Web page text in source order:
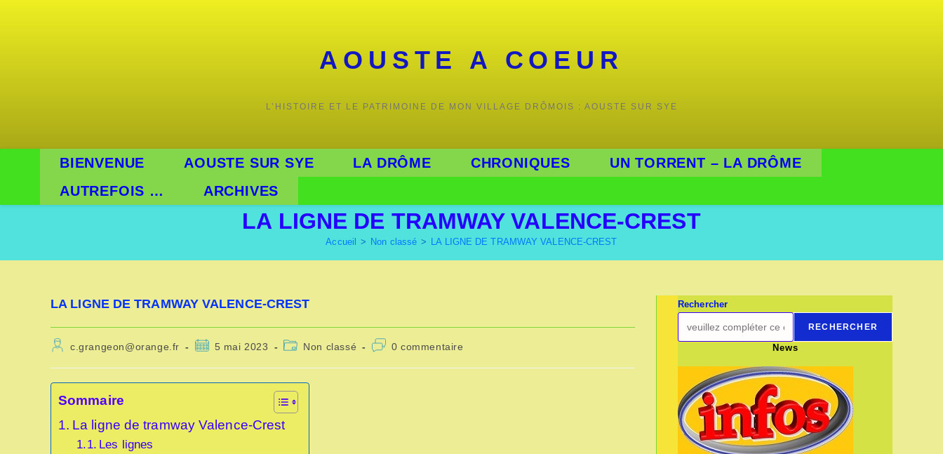
AOUSTE A COEUR
L’HISTOIRE ET LE PATRIMOINE DE MON VILLAGE DRÔMOIS : AOUSTE SUR SYE
BIENVENUE AOUSTE SUR SYE LA DRÔME CHRONIQUES
UN TORRENT – LA DRÔME
AUTREFOIS …
ARCHIVES
LA LIGNE DE TRAMWAY VALENCE-CREST
Accueil > Non classé > LA LIGNE DE TRAMWAY VALENCE-CREST
LA LIGNE DE TRAMWAY VALENCE-CREST
Auteur/autrice
la
publication :
c.grangeon@orange.fr
Publication
5 mai 2023
PostNon classé
Commentaires
la
0 commentaire
Sommaire
La ligne de tramway Valence-Crest
Les lignes
Rechercher
RECHERCHER
News